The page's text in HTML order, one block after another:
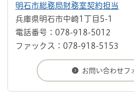
明石市総務局財務室契約担当
兵庫県明石市中崎1丁目5-1
電話番号：078-918-5012
ファックス：078-918-5153